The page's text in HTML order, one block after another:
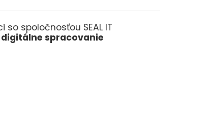
spoločnosťou SEAL IT
spracovanie